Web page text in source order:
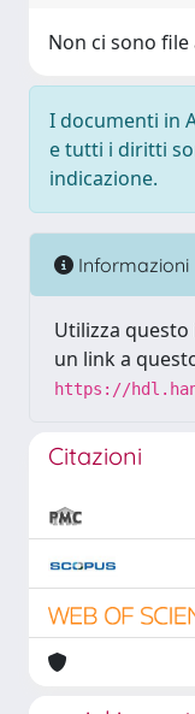
Non ci sono
I documenti in
e tutti i diritti
indicazione.
Informazioni
Utilizza
un link a
https://
Citazioni